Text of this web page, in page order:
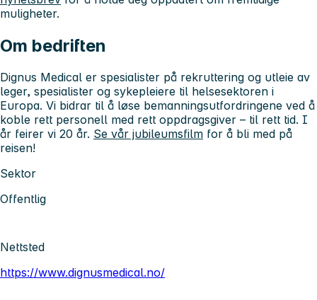
muligheter.
Om bedriften
Dignus Medical er spesialister på rekruttering og utleie av
leger, spesialister og sykepleiere til helsesektoren i
Europa. Vi bidrar til å løse bemanningsutfordringene ved å
koble rett personell med rett oppdragsgiver – til rett tid. I
år feirer vi 20 år. Se vår jubileumsfilm for å bli med på
reisen!
Sektor
Offentlig
Nettsted
https://www.dignusmedical.no/